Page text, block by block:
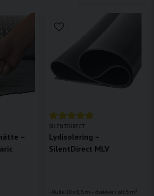
–
SILENTDIRECT
Lydisolering –
SilentDirect MLV
- Rulle 10 x 0,5 m – dækker i alt 5 m²